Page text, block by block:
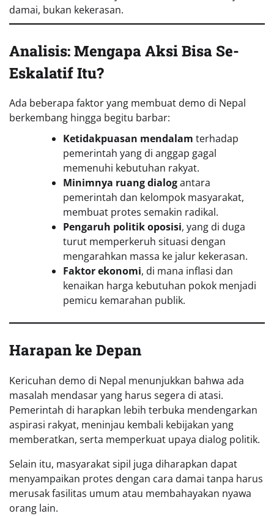
damai, bukan kekerasan.
Analisis: Mengapa Aksi Bisa Se-
Eskalatif Itu?
Ada beberapa faktor yang membuat demo di Nepal
berkembang hingga begitu barbar:
Ketidakpuasan mendalam terhadap
pemerintah yang di anggap gagal
memenuhi kebutuhan rakyat.
Minimnya ruang dialogantara
pemerintah dan kelompok masyarakat,
membuat protes semakin radikal.
Pengaruh politik oposisi, yang di duga
turut memperkeruh situasi dengan
mengarahkan massa ke jalur kekerasan.
Faktor ekonomi, di mana inflasi dan
kenaikan harga kebutuhan pokok menjadi
pemicu kemarahan publik.
Harapan ke Depan
Kericuhan demo di Nepal menunjukkan bahwa ada
masalah mendasar yang harus segera di atasi.
Pemerintah di harapkan lebih terbuka mendengarkan
aspirasi rakyat, meninjau kembali kebijakan yang
memberatkan, serta memperkuat upaya dialog politik.
Selain itu, masyarakat sipil juga diharapkan dapat
menyampaikan protes dengan cara damai tanpa harus
merusak fasilitas umum atau membahayakan nyawa
orang lain.